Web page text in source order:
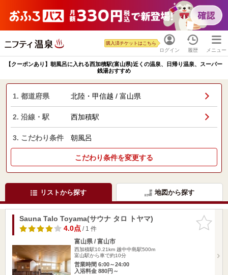
ログイン
購入済チケットはこちら
履歴 メニュー
【クーポンあり】朝風呂に入れる西加積駅(富山県)近くの温泉、日帰り温泉、スーパー
銭湯おすすめ
1. 都道府県 北陸・甲信越 / 富山県
2. 沿線・駅 西加積駅
3. こだわり条件 朝風呂
こだわり条件を変更する
リストから探す 地図から探す
お気に入
りに追加
Sauna Talo Toyama(サウナ タロ トヤマ)
4.0点/ 1 件
富山県 / 富山市
西加積駅10.21km 越中中島駅500m
富山駅から車で約10分
営業時間 6:00～24:00
入浴料金 880円～